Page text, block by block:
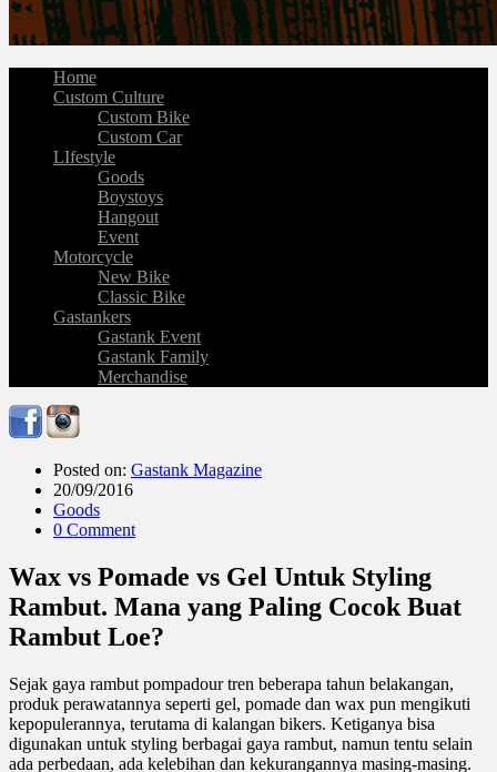
Home
Custom Culture
Custom Bike
Custom Car
LIfestyle
Goods
Boystoys
Hangout
Event
Motorcycle
New Bike
Classic Bike
Gastankers
Gastank Event
Gastank Family
Merchandise
Posted on: Gastank Magazine
20/09/2016
Goods
0 Comment
Wax vs Pomade vs Gel Untuk Styling
Rambut. Mana yang Paling Cocok Buat
Rambut Loe?
Sejak gaya rambut pompadour tren beberapa tahun belakangan,
produk perawatannya seperti gel, pomade dan wax pun mengikuti
kepopulerannya, terutama di kalangan bikers. Ketiganya bisa
digunakan untuk styling berbagai gaya rambut, namun tentu selain
ada perbedaan, ada kelebihan dan kekurangannya masing-masing.